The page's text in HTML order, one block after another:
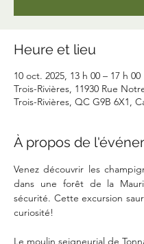
Heure et lieu
10 oct. 2025, 13 h 00 – 17 h 00
Trois-Rivières, 11930 Rue
Trois-Rivières, QC G9B 6X1,
À propos de
Venez découvrir les
dans une forêt de la
sécurité. Cette excursion
curiosité!
Le moulin seigneurial de